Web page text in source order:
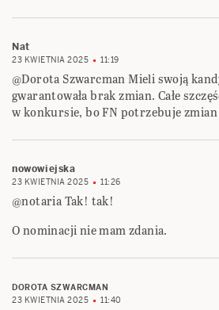
Nat
23 KWIETNIA 2025 11:19
@Dorota Szwarcman Mieli swoją
gwarantowała brak zmian. Całe
w konkursie, bo FN potrzebuje
nowowiejska
23 KWIETNIA 2025 11:26
@notaria Tak! tak!
O nominacji nie mam zdania.
DOROTA SZWARCMAN
23 KWIETNIA 2025
11:40